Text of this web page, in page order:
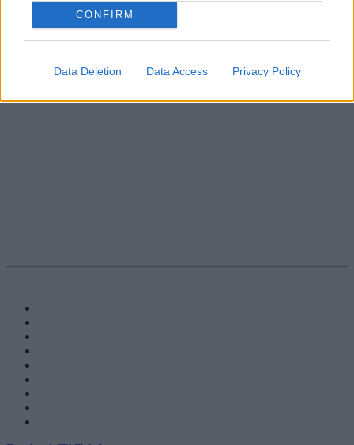
CONFIRM
Data Deletion Data Access Privacy Policy